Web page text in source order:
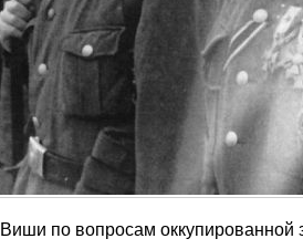
по вопросам оккупированной